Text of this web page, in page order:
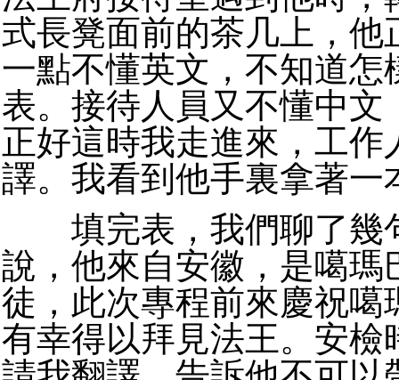
式長凳面前的茶几上，他
一點不懂英文，不知道怎
表。接待人員又不懂中文
正好這時我走進來，工作
譯。我看到他手裏拿著一
填完表，我們聊了幾
說，他來自安徽，是噶瑪
徒，此次專程前來慶祝噶
有幸得以拜見法王。安檢